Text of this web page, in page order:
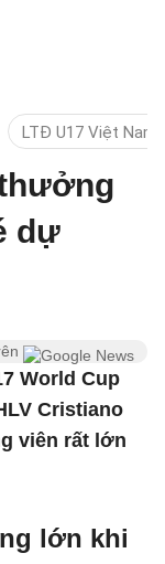
LTĐ U17 Việt Nam
dự
World Cup
Cristiano
viên rất lớn
lớn khi